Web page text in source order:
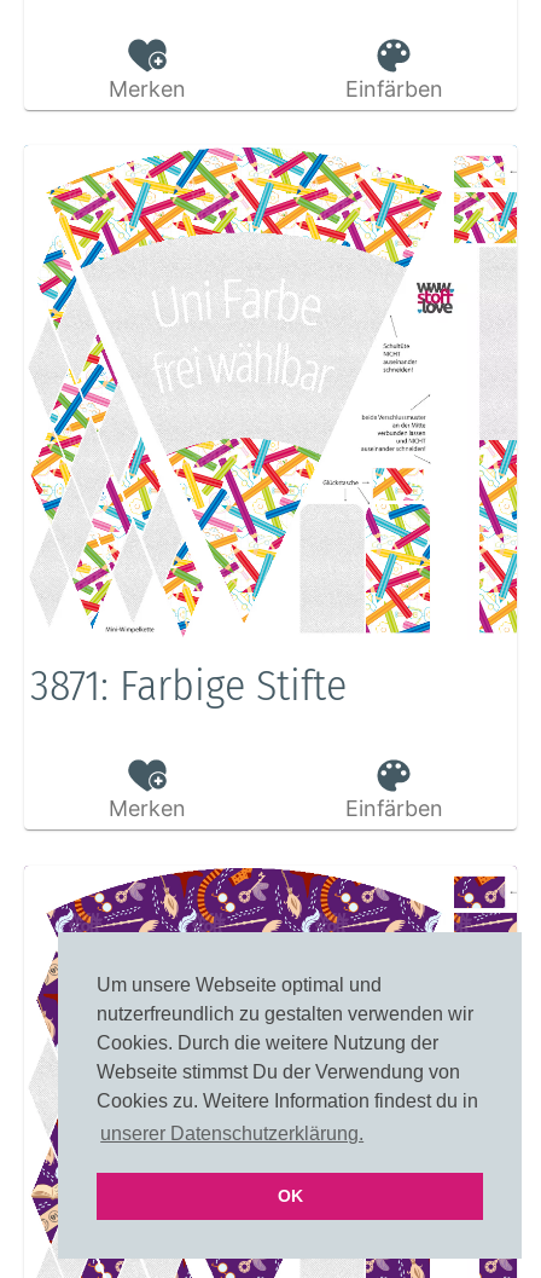
Um unsere Webseite optimal und
nutzerfreundlich zu gestalten verwenden wir
Cookies. Durch die weitere Nutzung der
Webseite stimmst Du der Verwendung von
Cookies zu. Weitere Information findest du in
unserer Datenschutzerklärung.
OK
Merken Einfärben
3871: Farbige Stifte
Merken Einfärben